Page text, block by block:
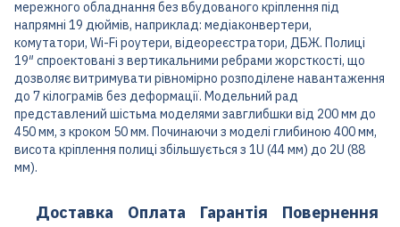
мережного обладнання без вбудованого кріплення під
напрямні 19 дюймів, наприклад: медіаконвертери,
комутатори, Wi-Fi роутери, відеореєстратори, ДБЖ. Полиці
19″ спроектовані з вертикальними ребрами жорсткості, що
дозволяє витримувати рівномірно розподілене навантаження
до 7 кілограмів без деформації. Модельний рад
представлений шістьма моделями завглибшки від 200 мм до
450 мм, з кроком 50 мм. Починаючи з моделі глибиною 400 мм,
висота кріплення полиці збільшується з 1U (44 мм) до 2U (88
мм).
Доставка Оплата Гарантія Повернення